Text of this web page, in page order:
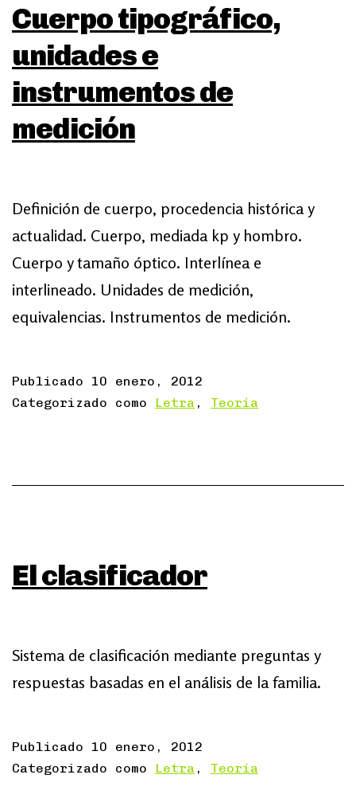
Cuerpo tipográfico,
unidades e
instrumentos de
medición
Definición de cuerpo, procedencia histórica y
actualidad. Cuerpo, mediada kp y hombro.
Cuerpo y tamaño óptico. Interlínea e
interlineado. Unidades de medición,
equivalencias. Instrumentos de medición.
Publicado 10 enero, 2012
Categorizado como
Letra , Teoría
El clasificador
Sistema de clasificación mediante preguntas y
respuestas basadas en el análisis de la familia.
Publicado 10 enero, 2012
Categorizado como
Letra , Teoría